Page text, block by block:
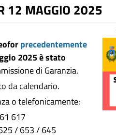
12 MAGGIO 2025
precedentemente
2025è stato
di Garanzia.
da calendario.
o telefonicamente:
617
/ 653 / 645